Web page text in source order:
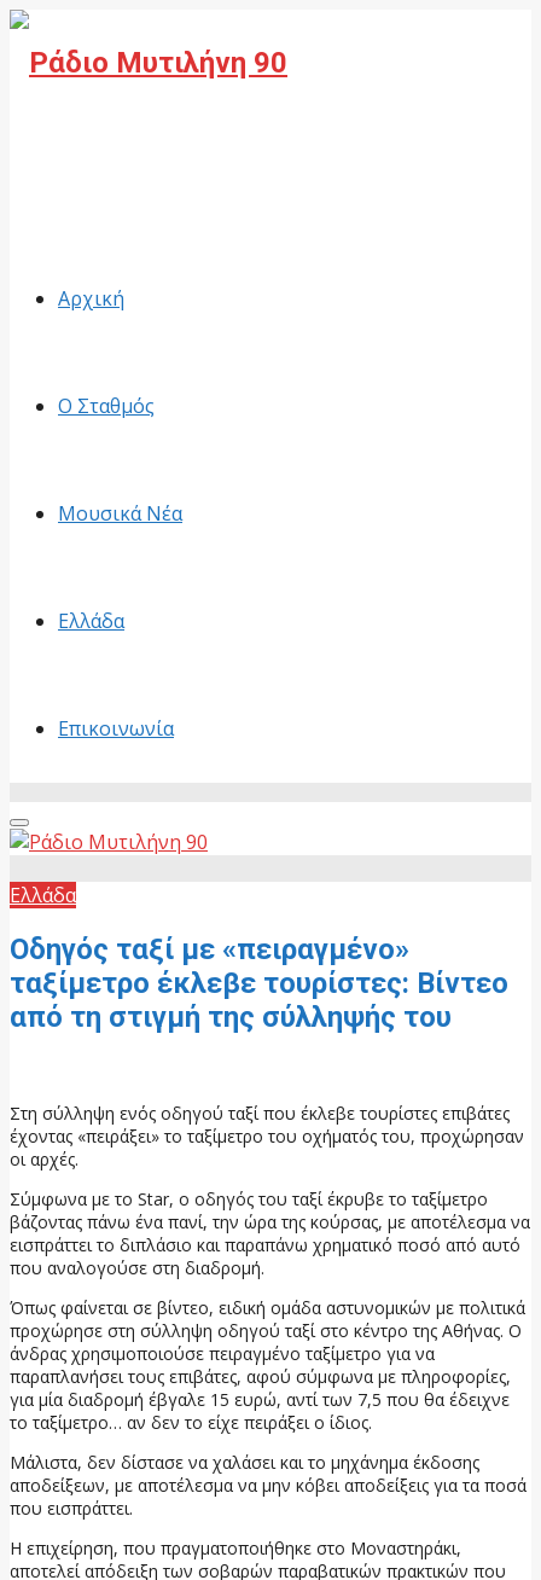
Αρχική
Ο Σταθμός
Μουσικά Νέα
Ελλάδα
Επικοινωνία
Primary
Menu
Ελλάδα
Οδηγός ταξί με «πειραγμένο»
ταξίμετρο έκλεβε τουρίστες: Βίντεο
από τη στιγμή της σύλληψής του
Στη σύλληψη ενός οδηγού ταξί που έκλεβε τουρίστες επιβάτες
έχοντας «πειράξει» το ταξίμετρο του οχήματός του, προχώρησαν
οι αρχές.
Σύμφωνα με το Star, ο οδηγός του ταξί έκρυβε το ταξίμετρο
βάζοντας πάνω ένα πανί, την ώρα της κούρσας, με αποτέλεσμα να
εισπράττει το διπλάσιο και παραπάνω χρηματικό ποσό από αυτό
που αναλογούσε στη διαδρομή.
Όπως φαίνεται σε βίντεο, ειδική ομάδα αστυνομικών με πολιτικά
προχώρησε στη σύλληψη οδηγού ταξί στο κέντρο της Αθήνας. Ο
άνδρας χρησιμοποιούσε πειραγμένο ταξίμετρο για να
παραπλανήσει τους επιβάτες, αφού σύμφωνα με πληροφορίες,
για μία διαδρομή έβγαλε 15 ευρώ, αντί των 7,5 που θα έδειχνε
το ταξίμετρο… αν δεν το είχε πειράξει ο ίδιος.
Μάλιστα, δεν δίστασε να χαλάσει και το μηχάνημα έκδοσης
αποδείξεων, με αποτέλεσμα να μην κόβει αποδείξεις για τα ποσά
που εισπράττει.
Η επιχείρηση, που πραγματοποιήθηκε στο Μοναστηράκι,
αποτελεί απόδειξη των σοβαρών παραβατικών πρακτικών που